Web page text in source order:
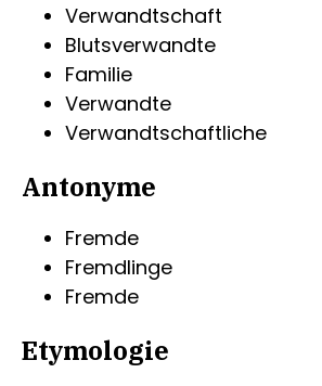
Verwandtschaft
Blutsverwandte
Familie
Verwandte
Verwandtschaftliche
Antonyme
Fremde
Fremdlinge
Fremde
Etymologie